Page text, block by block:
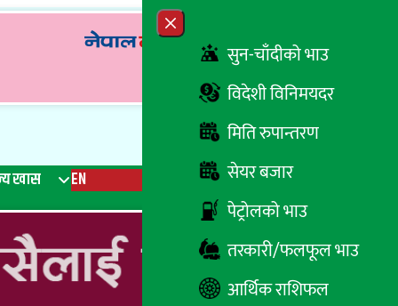
Close menu
सुन-चाँदीको भाउ
विदेशी विनिमयदर
मिति रुपान्तरण
सेयर बजार
पेट्रोलको भाउ
तरकारी/फलफूल भाउ
आर्थिक राशिफल
खास EN रेडियो